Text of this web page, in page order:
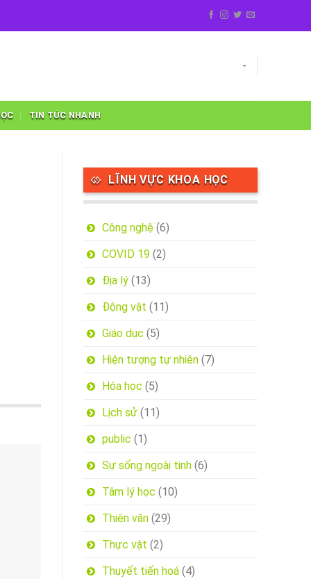
-
TIN TỨC NHANH
LĨNH VỰC KHOA HỌC
Công nghệ(6)
COVID 19(2)
Địa lý(13)
Động vật (11)
Giáo dục (5)
Hiện tượng tự nhiên(7)
Hóa học (5)
Lịch sử(11)
public (1)
Sự sống ngoài tinh(6)
Tâm lý học (10)
Thiên văn(29)
Thực vật (2)
Thuyết tiến hoá(4)